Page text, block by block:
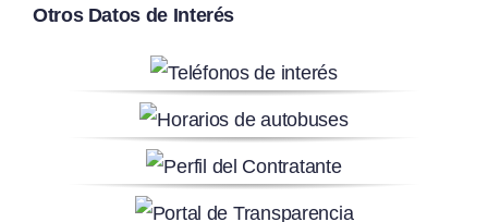
Otros Datos de Interés